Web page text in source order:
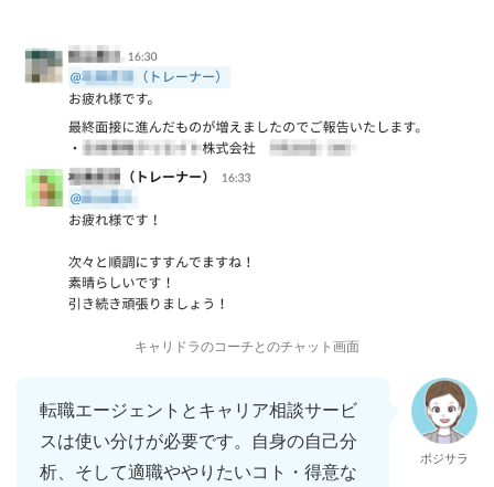
キャリドラのコーチとのチャット画面
転職エージェントとキャリア相談サービ
スは使い分けが必要です。自身の自己分
析、そして適職ややりたいコト・得意な
ポジサラ